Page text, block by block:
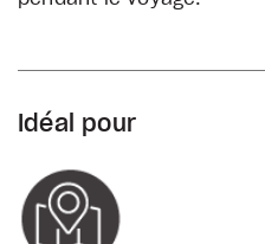
Idéal pour